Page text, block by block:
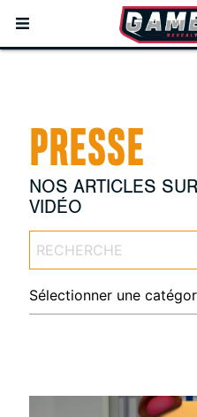
PRESSE
NOS ARTICLES
VIDÉO